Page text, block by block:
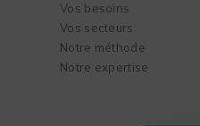
Vos besoins
Vos secteurs
Notre méthode
Notre expertise